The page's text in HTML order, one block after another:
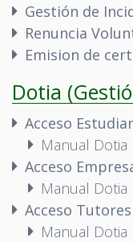
Gestión de
Renuncia
Emision de
Dotia
Acceso
Manual Dotia
Acceso
Manual Dotia
Acceso
Manual Dotia